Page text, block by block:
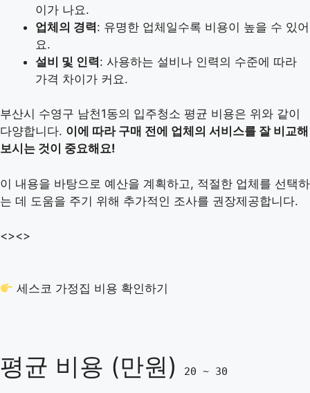
이가 나요.
업체의 경력: 유명한 업체일수록 비용이 높을 수 있어
요.
설비 및 인력: 사용하는 설비나 인력의 수준에 따라
가격 차이가 커요.
부산시 수영구 남천1동의 입주청소 평균 비용은 위와 같이
다양합니다. 이에 따라 구매 전에 업체의 서비스를 잘 비교해
보시는 것이 중요해요!
이 내용을 바탕으로 예산을 계획하고, 적절한 업체를 선택하
는 데 도움을 주기 위해 추가적인 조사를 권장제공합니다.
<><>
세스코 가정집 비용 확인하기
평균 비용 (만원) 20 ~ 30